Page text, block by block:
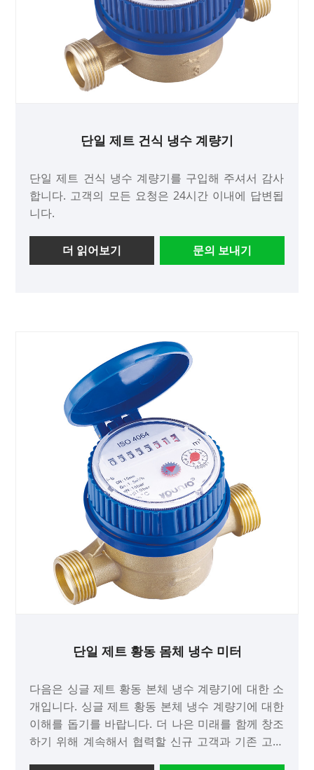
단일 제트 건식 냉수 계량기
단일 제트 건식 냉수 계량기를 구입해 주셔서 감사
합니다. 고객의 모든 요청은 24시간 이내에 답변됩
니다.
더 읽어보기 문의 보내기
단일 제트 황동 몸체 냉수 미터
다음은 싱글 제트 황동 본체 냉수 계량기에 대한 소
개입니다. 싱글 제트 황동 본체 냉수 계량기에 대한
이해를 돕기를 바랍니다. 더 나은 미래를 함께 창조
하기 위해 계속해서 협력할 신규 고객과 기존 고객